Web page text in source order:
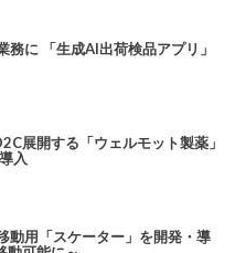
に 「生成AI出荷検品アプリ」
展開する「ウェルモット製薬」
入
動用「スケーター」を開発・導